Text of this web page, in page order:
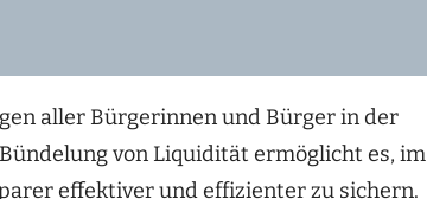
aller Bürgerinnen und Bürger in der
von Liquidität ermöglicht es, im
effektiver und effizienter zu sichern.